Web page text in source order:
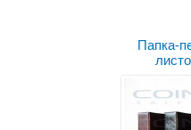
Папка-